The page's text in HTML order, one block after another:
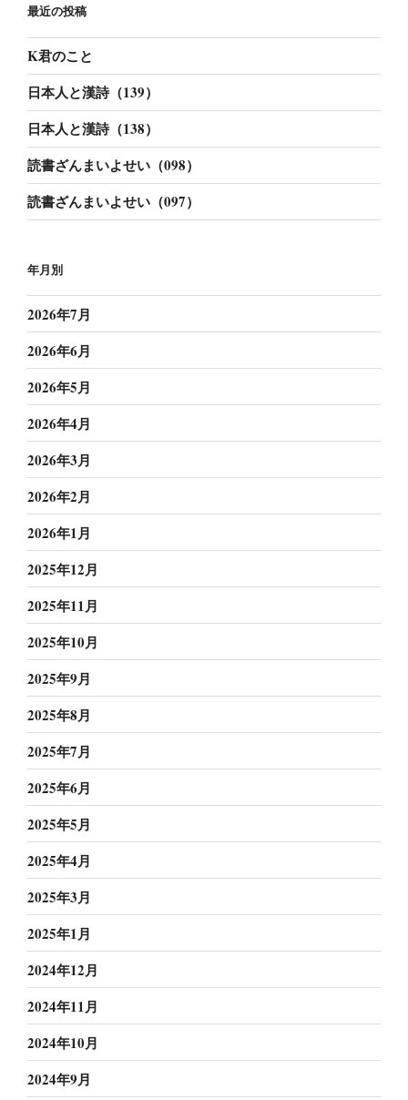
最近の投稿
K君のこと
日本人と漢詩（139）
日本人と漢詩（138）
読書ざんまいよせい（098）
読書ざんまいよせい（097）
年月別
2026年7月
2026年6月
2026年5月
2026年4月
2026年3月
2026年2月
2026年1月
2025年12月
2025年11月
2025年10月
2025年9月
2025年8月
2025年7月
2025年6月
2025年5月
2025年4月
2025年3月
2025年1月
2024年12月
2024年11月
2024年10月
2024年9月